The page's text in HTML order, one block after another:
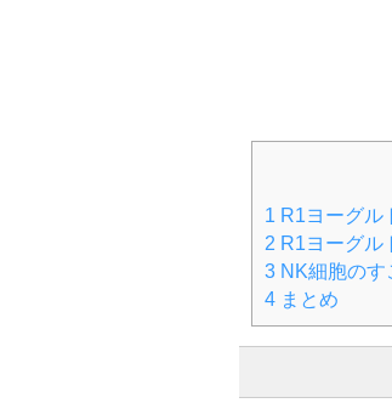
1 R1ヨーグル
2 R1ヨーグル
3 NK細胞のす
4 まとめ